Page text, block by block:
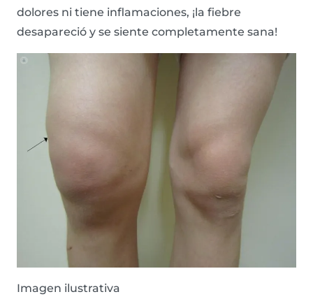
dolores ni tiene inflamaciones, ¡la fiebre
desapareció y se siente completamente sana!
Imagen ilustrativa